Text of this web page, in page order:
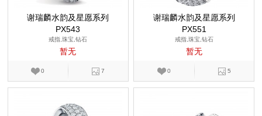
谢瑞麟水韵及星愿系列
PX543
戒指,珠宝,钻石
暂无
0 7
谢瑞麟水韵及星愿系列
PX551
戒指,珠宝,钻石
暂无
0 5